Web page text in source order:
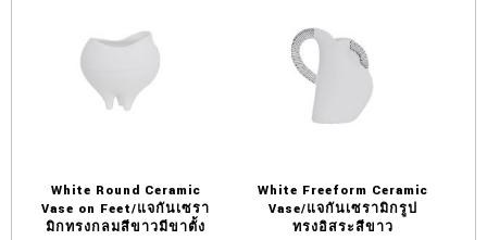
White Round Ceramic
Vase on Feet/แจกันเซรา
มิกทรงกลมสีขาวมีขาตั้ง
White Freeform Ceramic
Vase/แจกันเซรามิกรูป
ทรงอิสระสีขาว